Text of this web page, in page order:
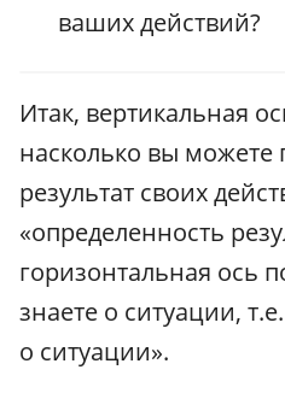
ваших действий?
Итак, вертикальная
насколько вы можете
результат своих
«определенность
горизонтальная ось
знаете о ситуации,
о ситуации».